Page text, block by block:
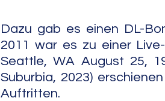
Dazu gab es einen DL-
2011 war es zu einer
Seattle, WA August 25,
Suburbia, 2023)
Auftritten.